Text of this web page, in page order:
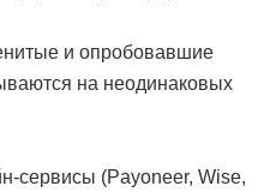
и опробовавшие
на неодинаковых
сервисы (Payoneer, Wise,